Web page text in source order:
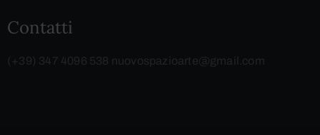
Contatti
(+39) 347 4096 538 nuovospazioarte@gmail.com